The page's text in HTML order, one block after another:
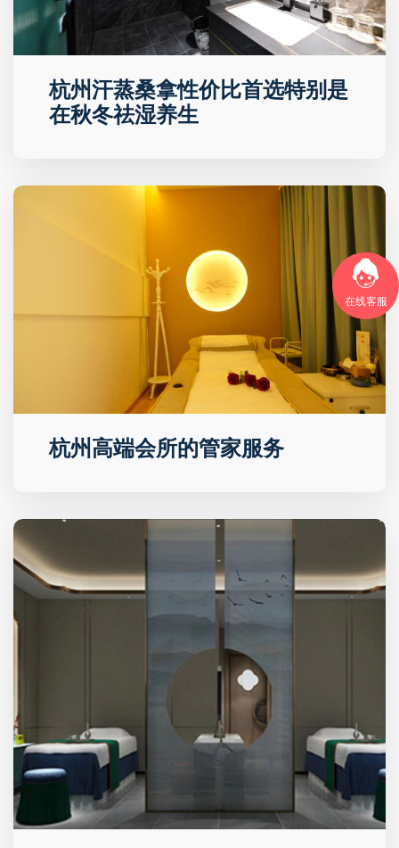
在线客服
杭州汗蒸桑拿性价比首选特别是
在秋冬祛湿养生
杭州高端会所的管家服务